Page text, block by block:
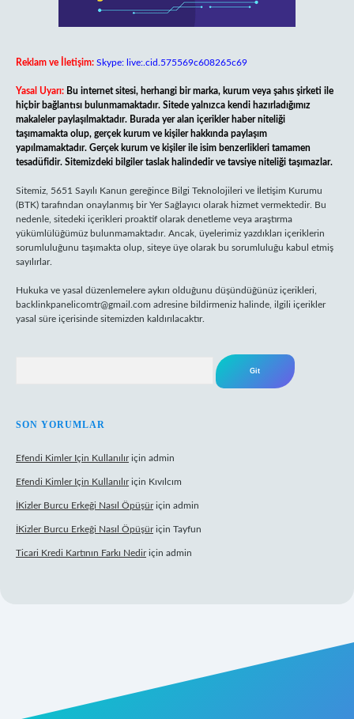
Reklam ve İletişim: Skype: live:.cid.575569c608265c69
Yasal Uyarı: Bu internet sitesi, herhangi bir marka, kurum veya şahıs şirketi ile
hiçbir bağlantısı bulunmamaktadır. Sitede yalnızca kendi hazırladığımız
makaleler paylaşılmaktadır. Burada yer alan içerikler haber niteliği
taşımamakta olup, gerçek kurum ve kişiler hakkında paylaşım
yapılmamaktadır. Gerçek kurum ve kişiler ile isim benzerlikleri tamamen
tesadüfidir. Sitemizdeki bilgiler taslak halindedir ve tavsiye niteliği taşımazlar.
Sitemiz, 5651 Sayılı Kanun gereğince Bilgi Teknolojileri ve İletişim Kurumu
(BTK) tarafından onaylanmış bir Yer Sağlayıcı olarak hizmet vermektedir. Bu
nedenle, sitedeki içerikleri proaktif olarak denetleme veya araştırma
yükümlülüğümüz bulunmamaktadır. Ancak, üyelerimiz yazdıkları içeriklerin
sorumluluğunu taşımakta olup, siteye üye olarak bu sorumluluğu kabul etmiş
sayılırlar.
Hukuka ve yasal düzenlemelere aykırı olduğunu düşündüğünüz içerikleri,
backlinkpanelicomtr@gmail.com adresine bildirmeniz halinde, ilgili içerikler
yasal süre içerisinde sitemizden kaldırılacaktır.
SON YORUMLAR
Efendi Kimler Için Kullanılıriçin admin
Efendi Kimler Için Kullanılıriçin Kıvılcım
İKizler Burcu Erkeği Nasıl Öpüşüriçin admin
İKizler Burcu Erkeği Nasıl Öpüşüriçin Tayfun
Ticari Kredi Kartının Farkı Nediriçin admin